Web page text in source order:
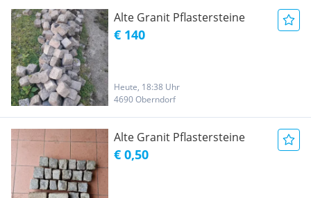
Alte Granit Pflastersteine
€ 140
Heute, 18:38 Uhr
4690 Oberndorf
Alte Granit Pflastersteine
€ 0,50